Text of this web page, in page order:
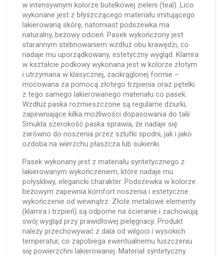
w intensywnym kolorze butelkowej zieleni (teal). Lico
wykonane jest z błyszczącego materiału imitującego
lakierowaną skórę, natomiast podszewka ma
naturalny, beżowy odcień. Pasek wykończony jest
starannym stebnowaniem wzdłuż obu krawędzi, co
nadaje mu uporządkowany, estetyczny wygląd. Klamra
w kształcie podkowy wykonana jest w kolorze złotym
i utrzymana w klasycznej, zaokrąglonej formie –
mocowana za pomocą złotego trzpienia oraz pętelki
z tego samego lakierowanego materiału co pasek.
Wzdłuż paska rozmieszczone są regularne dziurki,
zapewniające kilka możliwości dopasowania do talii.
Smukła szerokość paska sprawia, że nadaje się
zarówno do noszenia przez szlufki spodni, jak i jako
ozdoba na wierzchu płaszcza lub sukienki.
Pasek wykonany jest z materiału syntetycznego z
lakierowanym wykończeniem, które nadaje mu
połyskliwy, elegancki charakter. Podszewka w kolorze
beżowym zapewnia komfort noszenia i estetyczne
wykończenie od wewnątrz. Złote metalowe elementy
(klamra i trzpień) są odporne na ścieranie i zachowują
swój wygląd przy prawidłowej pielęgnacji. Produkt
należy przechowywać z dala od wilgoci i wysokich
temperatur, co zapobiega ewentualnemu łuszczeniu
się powierzchni lakierowanej. Materiał syntetyczny